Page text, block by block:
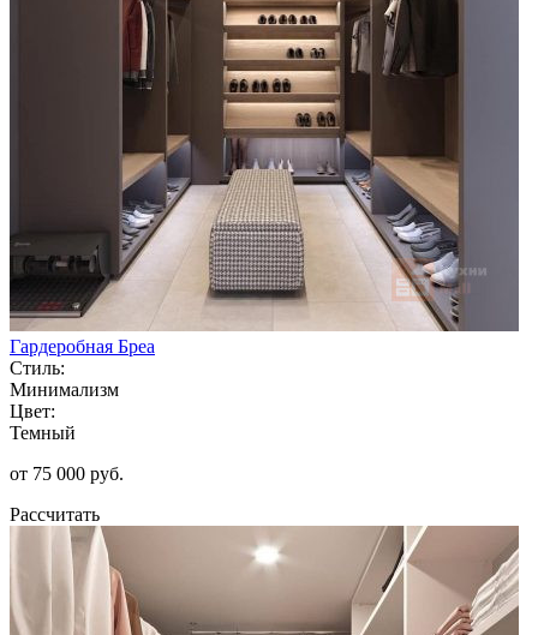
Гардеробная Бреа
Стиль:
Минимализм
Цвет:
Темный
от 75 000 руб.
Рассчитать